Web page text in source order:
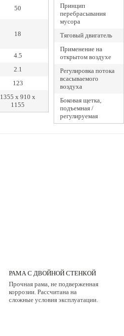
50
18
4.5
2.1
123
1355 x 910 x
1155
Принцип
перебрасывания
мусора
Тяговый двигатель
Применение на
открытом воздухе
Регулировка потока
всасываемого
воздуха
Боковая щетка,
подъемная /
регулируемая
РАМА С ДВОЙНОЙ СТЕНКОЙ
Прочная рама, не подверженная
коррозии. Рассчитана на
сложные условия эксплуатации.